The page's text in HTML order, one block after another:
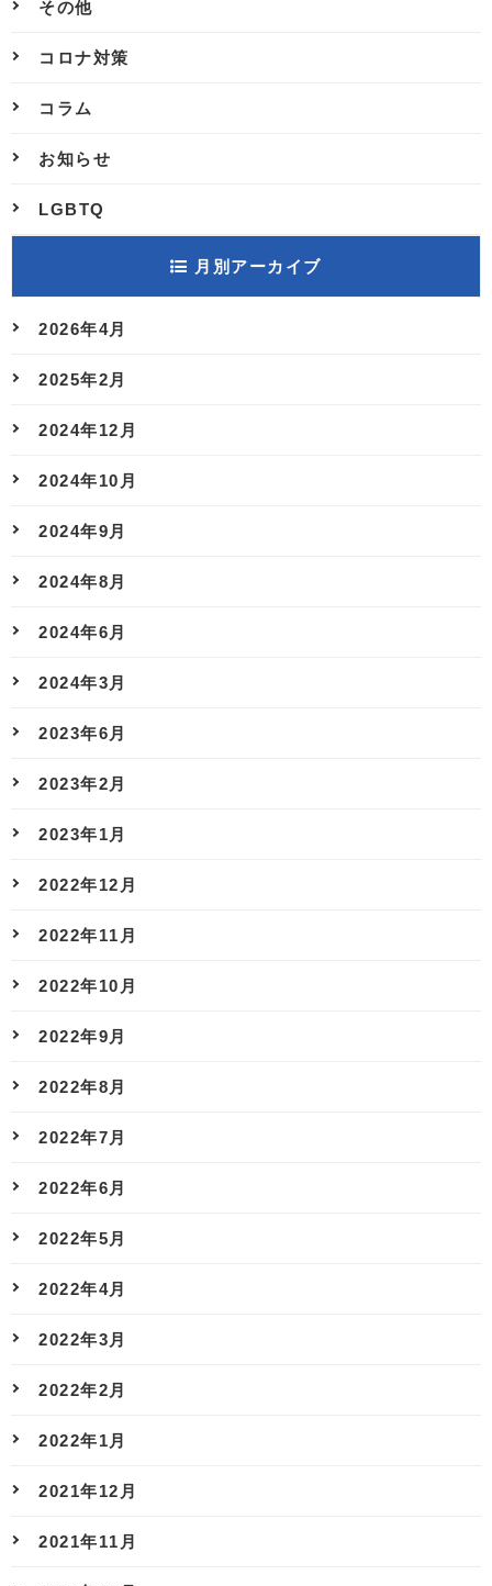
その他
コロナ対策
コラム
お知らせ
LGBTQ
月別アーカイブ
2026年4月
2025年2月
2024年12月
2024年10月
2024年9月
2024年8月
2024年6月
2024年3月
2023年6月
2023年2月
2023年1月
2022年12月
2022年11月
2022年10月
2022年9月
2022年8月
2022年7月
2022年6月
2022年5月
2022年4月
2022年3月
2022年2月
2022年1月
2021年12月
2021年11月